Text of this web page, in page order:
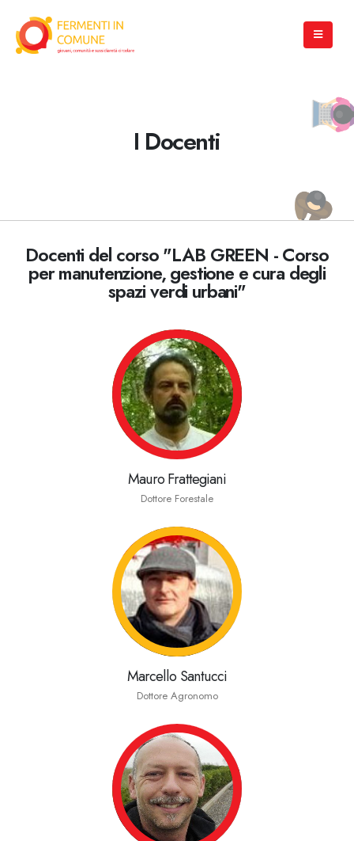
I Docenti
Docenti del corso "LAB GREEN - Corso
per manutenzione, gestione e cura degli
spazi verdi urbani"
Mauro Frattegiani
Dottore Forestale
Marcello Santucci
Dottore Agronomo